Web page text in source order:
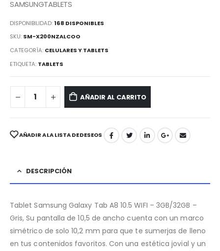
SAMSUNGTABLETS
DISPONIBILIDAD:168 DISPONIBLES
SKU: SM-X200NZALCOO
CATEGORÍA: CELULARES Y TABLETS
ETIQUETA: TABLETS
AÑADIR AL CARRITO
AÑADIR A LA LISTA DE DESEOS
DESCRIPCIÓN
Tablet Samsung Galaxy Tab A8 10.5 WIFI – 3GB/32GB –
Gris, Su pantalla de 10,5 de ancho cuenta con un marco
simétrico de solo 10,2 mm para que te sumerjas de lleno
en tus contenidos favoritos. Con una estética jovial y un